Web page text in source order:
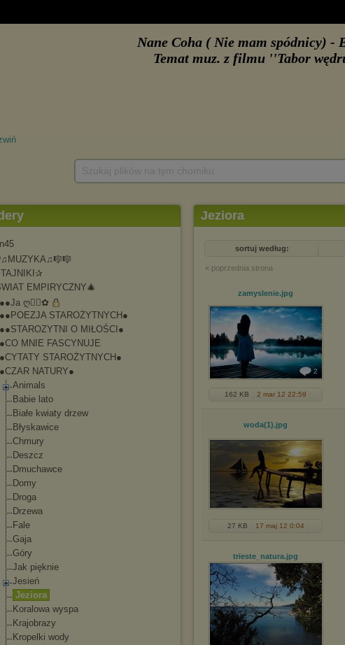
EMPIRYCZNY🎄
●●Ja ღڰۣ✿
●●POEZJA STAROŻYTNYCH●
●●STAROZYTNI O MIŁOŚCI●
●CO MNIE FASCYNUJE
●CYTATY STAROŻYTNYCH●
●CZAR NATURY●
Animals
Babie lato
Białe kwiaty drzew
Błyskawice
Chmury
Deszcz
Dmuchawce
Domy
Droga
Drzewa
Fale
Gaja
Góry
Jak pięknie
Jesień
Jeziora
Koralowa wyspa
Krajobrazy
Kropelki wody
Jeziora
sortuj według:
« poprzednia strona
zamyslenie.jpg
2
162 KB 2 mar 12 22:59
woda(1).jpg
27 KB 17 maj 12 0:04
trieste_natura.jpg